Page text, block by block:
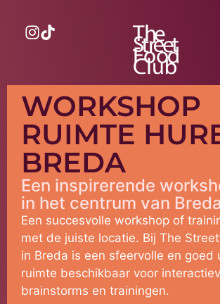
WORKSHOP
RUIMTE
BREDA
Een inspirerende
in het centrum van
Een succesvolle workshop of
met de juiste locatie. Bij The
in Breda is een sfeervolle en goed
ruimte beschikbaar voor
brainstorms en trainingen.